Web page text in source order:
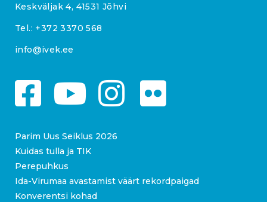
Keskväljak 4, 41531 Jõhvi
Tel.: +372 3370 568
info@ivek.ee
Parim Uus Seiklus 2026
Kuidas tulla ja TIK
Perepuhkus
Ida-Virumaa avastamist väärt rekordpaigad
Konverentsi kohad